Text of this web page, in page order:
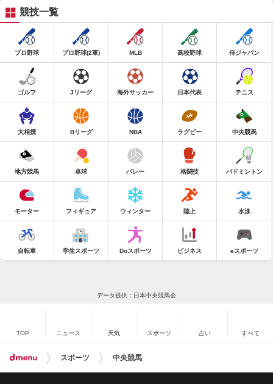
競技一覧
プロ野球 プロ野球(2軍) MLB 高校野球 侍ジャパン
ゴルフ Jリーグ 海外サッカー 日本代表 テニス
大相撲 Bリーグ NBA ラグビー 中央競馬
地方競馬 卓球 バレー 格闘技 バドミントン
モーター フィギュア ウィンター 陸上 水泳
自転車 学生スポーツ Doスポーツ ビジネス eスポーツ
データ提供：日本中央競馬会
TOP ニュース 天気 スポーツ 占い すべて
スポーツ 中央競馬